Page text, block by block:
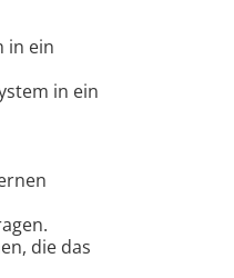
in ein
in ein
die das